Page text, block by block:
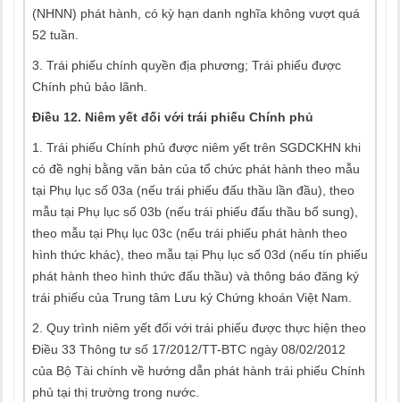
(NHNN) phát hành, có kỳ hạn danh nghĩa không vượt quá
52 tuần.
3. Trái phiếu chính quyền địa phương; Trái phiếu được
Chính phủ bảo lãnh.
Điều 12. Niêm yết đối với trái phiếu Chính phủ
1. Trái phiếu Chính phủ được niêm yết trên SGDCKHN khi
có đề nghị bằng văn bản của tổ chức phát hành theo mẫu
tại Phụ lục số 03a (nếu trái phiếu đấu thầu lần đầu), theo
mẫu tại Phụ lục số 03b (nếu trái phiếu đấu thầu bổ sung),
theo mẫu tại Phụ lục 03c (nếu trái phiếu phát hành theo
hình thức khác), theo mẫu tại Phụ lục số 03d (nếu tín phiếu
phát hành theo hình thức đấu thầu) và thông báo đăng ký
trái phiếu của Trung tâm Lưu ký Chứng khoán Việt Nam.
2. Quy trình niêm yết đối với trái phiếu được thực hiện theo
Điều 33 Thông tư số 17/2012/TT-BTC ngày 08/02/2012
của Bộ Tài chính về hướng dẫn phát hành trái phiếu Chính
phủ tại thị trường trong nước.